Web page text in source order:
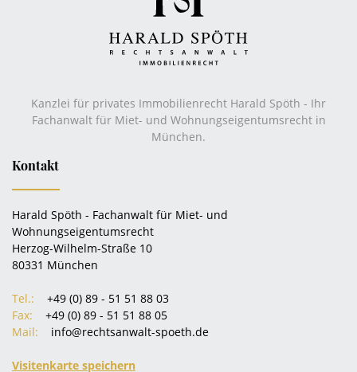
Kanzlei für privates Immobilienrecht Harald Spöth - Ihr
Fachanwalt für Miet- und Wohnungseigentumsrecht in
München.
Kontakt
Harald Spöth - Fachanwalt für Miet- und
Wohnungseigentumsrecht
Herzog-Wilhelm-Straße 10
80331 München
Tel.:
+49 (0) 89 - 51 51 88 03
Fax:
+49 (0) 89 - 51 51 88 05
Mail:
info@rechtsanwalt-spoeth.de
Visitenkarte speichern